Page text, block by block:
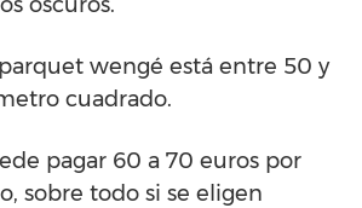
wengé está entre 50 y
cuadrado.
pagar 60 a 70 euros por
sobre todo si se eligen